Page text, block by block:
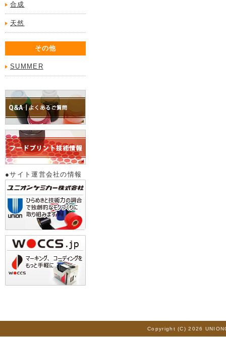
合成
天然
その他
SUMMER
●サイト運営会社の情報
Copyright (C) 2026